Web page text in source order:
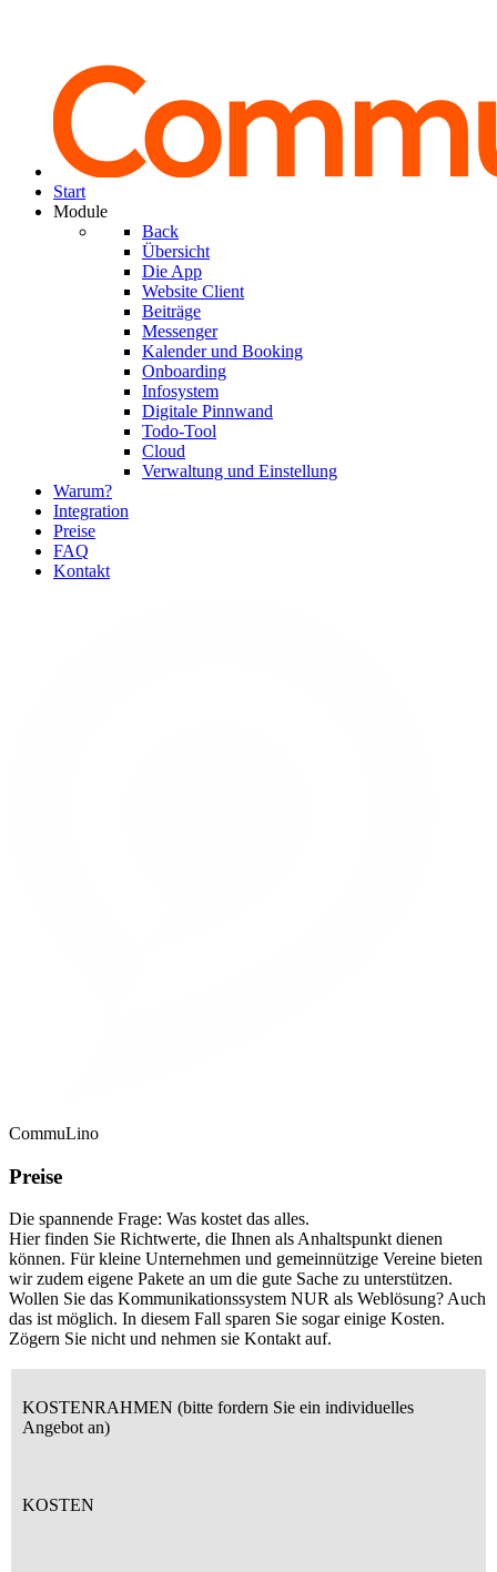
Start
Module
Back
Übersicht
Die App
Website Client
Beiträge
Messenger
Kalender und Booking
Onboarding
Infosystem
Digitale Pinnwand
Todo-Tool
Cloud
Verwaltung und Einstellung
Warum?
Integration
Preise
FAQ
Kontakt
CommuLino
Preise
Die spannende Frage: Was kostet das alles.
Hier finden Sie Richtwerte, die Ihnen als Anhaltspunkt dienen
können. Für kleine Unternehmen und gemeinnützige Vereine bieten
wir zudem eigene Pakete an um die gute Sache zu unterstützen.
Wollen Sie das Kommunikationssystem NUR als Weblösung? Auch
das ist möglich. In diesem Fall sparen Sie sogar einige Kosten.
Zögern Sie nicht und nehmen sie Kontakt auf.
KOSTENRAHMEN (bitte fordern Sie ein individuelles
Angebot an)
KOSTEN